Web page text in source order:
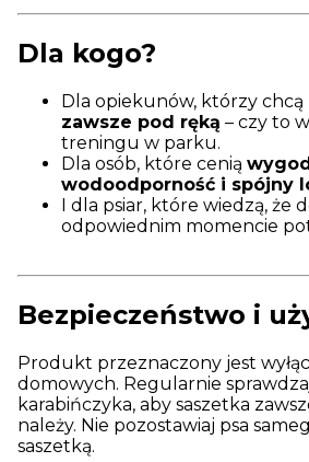
Dla kogo?
Dla opiekunów, którzy chcą
zawsze pod ręką – czy to
treningu w parku.
Dla osób, które cenią
wodoodporność i spójny
I dla psiar, które wiedzą, że
odpowiednim momencie
Bezpieczeństwo i
Produkt przeznaczony jest
domowych. Regularnie
karabińczyka, aby saszetka
należy. Nie pozostawiaj psa
saszetką.